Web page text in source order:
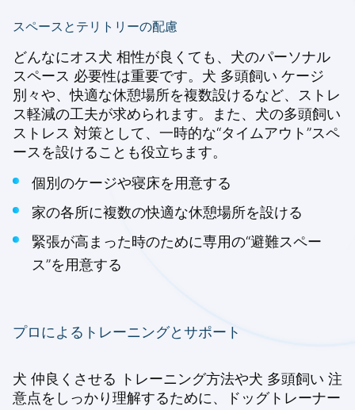
スペースとテリトリーの配慮
どんなにオス犬 相性が良くても、犬のパーソナル
スペース 必要性は重要です。犬 多頭飼い ケージ
別々や、快適な休憩場所を複数設けるなど、ストレ
ス軽減の工夫が求められます。また、犬の多頭飼い
ストレス 対策として、一時的な“タイムアウト”スペ
ースを設けることも役立ちます。
個別のケージや寝床を用意する
家の各所に複数の快適な休憩場所を設ける
緊張が高まった時のために専用の“避難スペー
ス”を用意する
プロによるトレーニングとサポート
犬 仲良くさせる トレーニング方法や犬 多頭飼い 注
意点をしっかり理解するために、ドッグトレーナー